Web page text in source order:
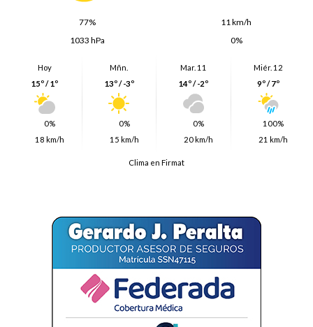
77%
11 km/h
1033 hPa
0%
Hoy
15º / 1º
0%
18 km/h
Mñn.
13º / -3º
0%
15 km/h
Mar. 11
14º / -2º
0%
20 km/h
Miér. 12
9º / 7º
100%
21 km/h
Clima en Firmat